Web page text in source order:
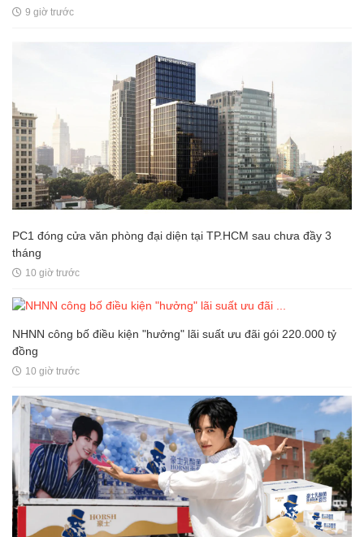
9 giờ trước
PC1 đóng cửa văn phòng đại diện tại TP.HCM sau chưa đầy 3
tháng
10 giờ trước
NHNN công bố điều kiện "hưởng" lãi suất ưu đãi gói 220.000 tỷ
đồng
10 giờ trước